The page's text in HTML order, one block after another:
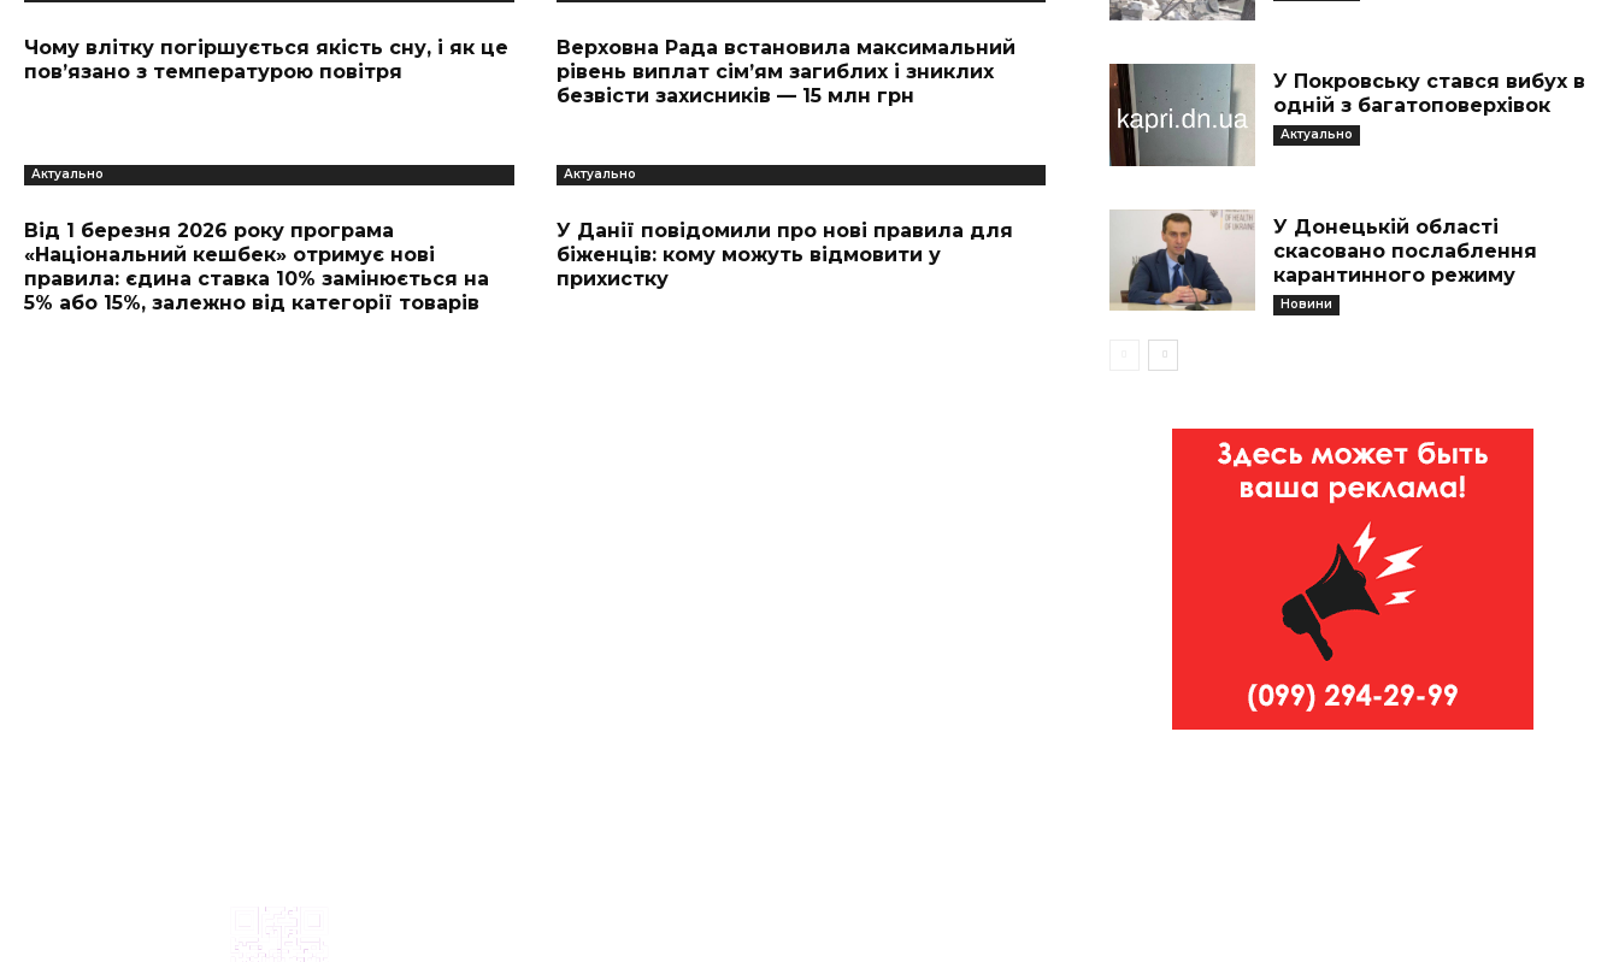
Чому влітку погіршується якість сну, і як це
пов’язано з температурою повітря
Верховна Рада встановила максимальний
рівень виплат сім’ям загиблих і зниклих
безвісти захисників — 15 млн грн
Актуально
Від 1 березня 2026 року програма
«Національний кешбек» отримує нові
правила: єдина ставка 10% замінюється на
5% або 15%, залежно від категорії товарів
Актуально
У Данії повідомили про нові правила для
біженців: кому можуть відмовити у
прихистку
У Покровську стався вибух в
одній з багатоповерхівок
Актуально
У Донецькій області
скасовано послаблення
карантинного режиму
Новини